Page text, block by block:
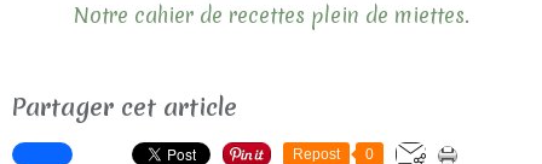
Notre cahier de recettes plein de miettes.
Partager cet article
Repost 0